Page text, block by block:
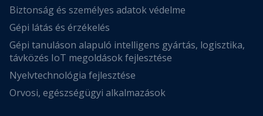
Biztonság és személyes adatok védelme
Gépi látás és érzékelés
Gépi tanuláson alapuló intelligens gyártás, logisztika,
távközés IoT megoldások fejlesztése
Nyelvtechnológia fejlesztése
Orvosi, egészségügyi alkalmazások